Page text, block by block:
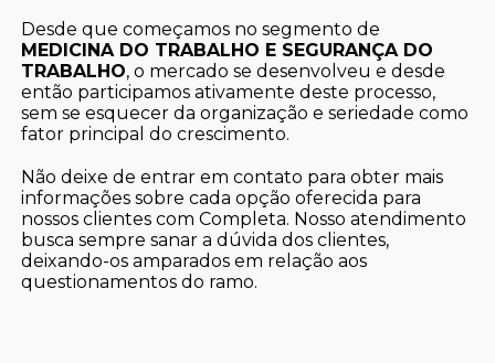
Desde que começamos no segmento de
MEDICINA DO TRABALHO E SEGURANÇA DO
TRABALHO, o mercado se desenvolveu e desde
então participamos ativamente deste processo,
sem se esquecer da organização e seriedade como
fator principal do crescimento.
Não deixe de entrar em contato para obter mais
informações sobre cada opção oferecida para
nossos clientes com Completa. Nosso atendimento
busca sempre sanar a dúvida dos clientes,
deixando-os amparados em relação aos
questionamentos do ramo.